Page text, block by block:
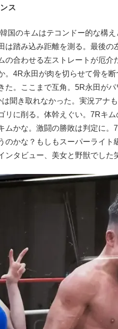
ス
国のキムはテコンドー的な構
は踏み込み距離を測る。最後
の合わせる左ストレートが厄
。4R永田が肉を切らせて骨を
た。ここまで互角。5R永田が
聞き取れなかった。実況アナ
リに削る。体幹えぐい。7Rキ
ムかな。激闘の勝敗は判定に
のかな？もしもスーパーライ
ンタビュー、美女と野獣でした